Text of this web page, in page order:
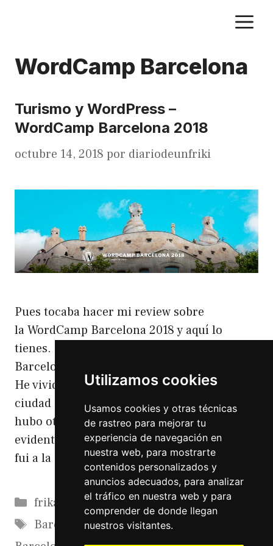
Utilizamos cookies
Usamos cookies y otras técnicas
de rastreo para mejorar tu
experiencia de navegación en
nuestra web, para mostrarte
contenidos personalizados y
anuncios adecuados, para analizar
el tráfico en nuestra web y para
comprender de donde llegan
nuestros visitantes.
WordCamp Barcelona
Turismo y WordPress –
WordCamp Barcelona 2018
octubre 14, 2018 por diariodeunfriki
Pues tocaba hacer mi review sobre
la WordCamp Barcelona 2018 y aquí lo
tienes. WordCamp Barcelona 2018
Barcelona es una ciudad que me encanta.
He vivido allí he trabajado allí y es una
ciudad con muchas posibilidades. En 2016
hubo otra WordCamp a la que
evidentemente fui (no recuerdo porqué no
fui a la …
Leer más
Categorías
frikadas
Etiquetas
Barcelona,WordCamp,WordCamp